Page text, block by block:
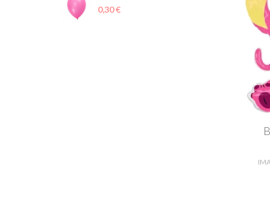
0,30 €